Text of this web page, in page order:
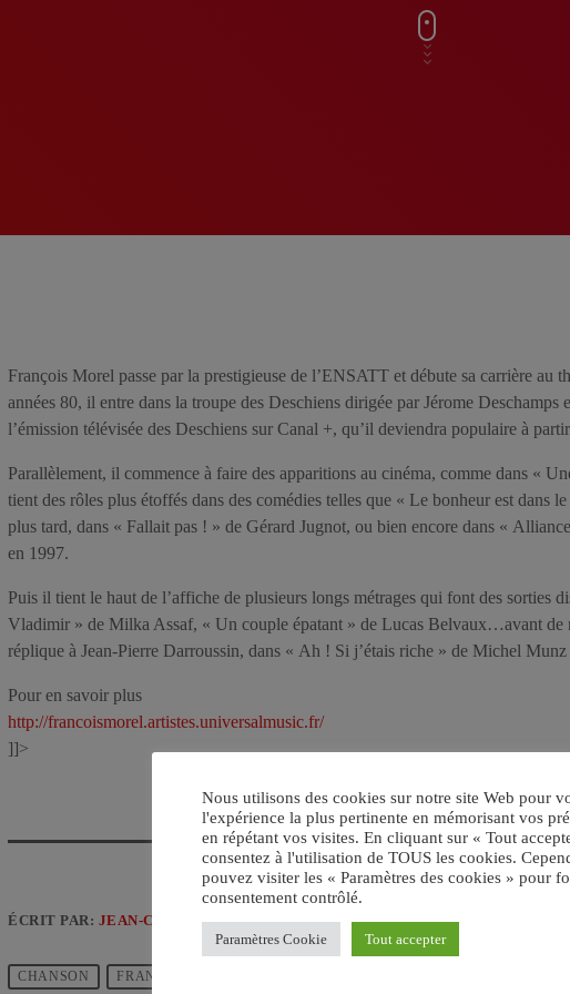
François Morel passe par la prestigieuse de l’ENSATT et débute sa carrière au
années 80, il entre dans la troupe des Deschiens dirigée par Jérome Deschamps
l’émission télévisée des Deschiens sur Canal +, qu’il deviendra populaire à
Parallèlement, il commence à faire des apparitions au cinéma, comme dans «
tient des rôles plus étoffés dans des comédies telles que « Le bonheur est dans
plus tard, dans « Fallait pas ! » de Gérard Jugnot, ou bien encore dans «
en 1997.
Puis il tient le haut de l’affiche de plusieurs longs métrages qui font des sorties
Vladimir » de Milka Assaf, « Un couple épatant » de Lucas Belvaux…avant de
réplique à Jean-Pierre Darroussin, dans « Ah ! Si j’étais riche » de Michel
Pour en savoir plus
http://francoismorel.artistes.universalmusic.fr/
]]>
ÉCRIT PAR: JEAN-CLAUDE
CHANSON FRANCE
Nous utilisons des cookies sur notre site Web pour
l'expérience la plus pertinente en mémorisant vos
en répétant vos visites. En cliquant sur « Tout
consentez à l'utilisation de TOUS les cookies.
pouvez visiter les « Paramètres des cookies » pour
consentement contrôlé.
Paramètres Cookie Tout accepter